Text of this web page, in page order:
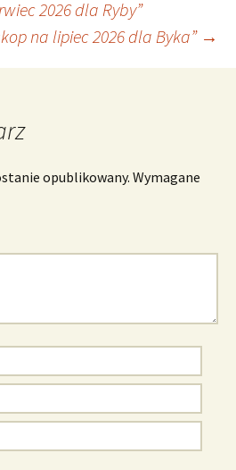
2026 dla Ryby”
na lipiec 2026 dla Byka” →
opublikowany. Wymagane